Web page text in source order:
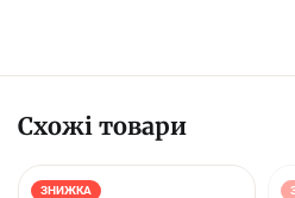
Схожі товари
ЗНИЖКА